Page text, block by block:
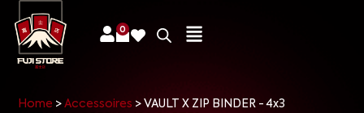
0
Home >Accessoires > VAULT X ZIP BINDER - 4x3